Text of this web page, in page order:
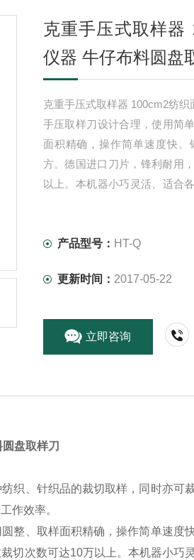
克重手压式取样器
仪器 牛仔布料圆盘
克重手压式取样器 100cm2纺
手压取样刀设计合理，使用简
面积精确，操作简单速度快
方。德国进口刀片，锋利耐用
以上。本机器小巧灵活、适合
产品型号： HT-Q
更新时间： 2017-05-22
立即咨询
盘取样刀
织、针织品的裁切取样，同时亦可
作效率。
整、取样面积精确，操作简单速度
切次数可达10万以上。本机器小巧